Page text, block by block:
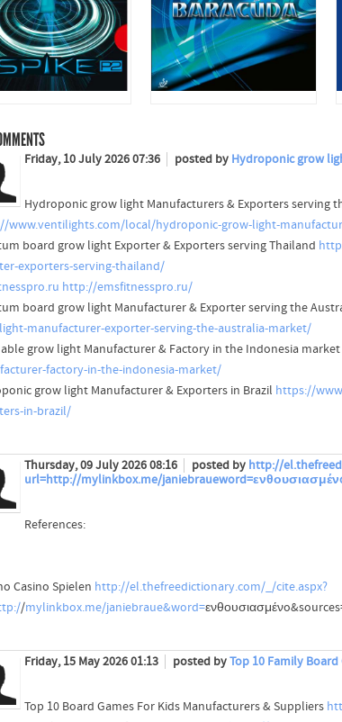
Friday, 10 July 2026 07:36 posted by Hydroponic grow
Hydroponic grow light Manufacturers & Exporters serving
www.ventilights.com/local/hydroponic-grow-light-
board grow light Exporter & Exporters serving Thailand
exporters-serving-thailand/
http://emsfitnesspro.ru/
board grow light Manufacturer & Exporter serving the
manufacturer-exporter-serving-the-australia-market/
grow light Manufacturer & Factory in the Indonesia market
factory-in-the-indonesia-market/
grow light Manufacturer & Exporters in Brazil https://
in-brazil/
Thursday, 09 July 2026 08:16 posted by http://
url=http://mylinkbox.me/
References:
Casino Spielen http://el.thefreedictionary.com/_/cite.aspx?
/mylinkbox.me/janiebraue&word=
Friday, 15 May 2026 01:13 posted byTop 10 Family
Top 10 Board Games For Kids Manufacturers & Suppliers